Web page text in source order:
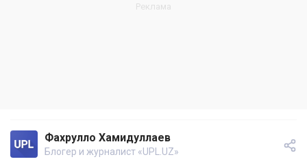
Фахрулло Хамидуллаев
Блогер и журналист «UPL.UZ»